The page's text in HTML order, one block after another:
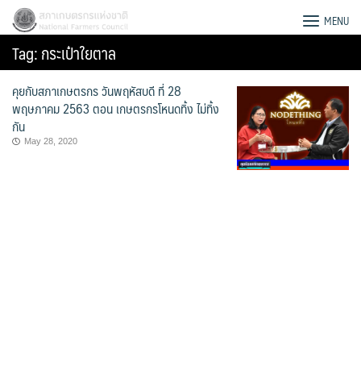
Skip
content
สภาเกษตรกรแห่งชาติ MENU
Tag:กระเป๋าใยตาล
คุยกับสภาเกษตรกร วันพฤหัสบดี ที่ 28
พฤษภาคม 2563 ตอน เกษตรกรโหนดทิ้ง ไม่ทิ้ง
กัน
May 28, 2020